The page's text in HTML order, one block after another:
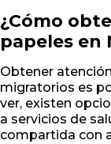
¿Cómo
papeles en
Obtener
migratorios es
ver, existen
a servicios de
compartida con